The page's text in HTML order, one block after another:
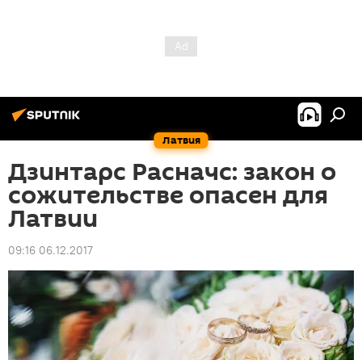
Латвия
Дзинтарс Расначс: закон о
сожительстве опасен для
Латвии
09:16 06.12.2017